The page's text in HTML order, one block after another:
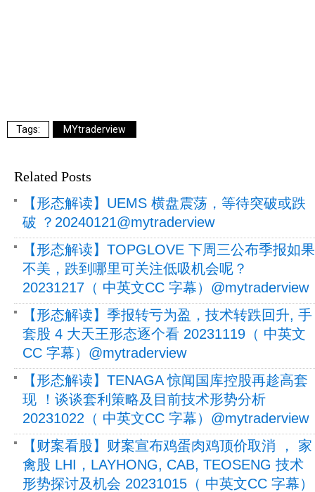
MYtraderview
Related Posts
【形态解读】UEMS 横盘震荡，等待突破或跌
破 ？20240121@mytraderview
【形态解读】TOPGLOVE 下周三公布季报如果
不美，跌到哪里可关注低吸机会呢？
20231217（ 中英文CC 字幕）@mytraderview
【形态解读】季报转亏为盈，技术转跌回升, 手
套股 4 大天王形态逐个看 20231119（ 中英文
CC 字幕）@mytraderview
【形态解读】TENAGA 惊闻国库控股再趁高套
现 ！谈谈套利策略及目前技术形势分析
20231022（ 中英文CC 字幕）@mytraderview
【财案看股】财案宣布鸡蛋肉鸡顶价取消 ， 家
禽股 LHI，LAYHONG, CAB, TEOSENG 技术
形势探讨及机会 20231015（ 中英文CC 字幕）